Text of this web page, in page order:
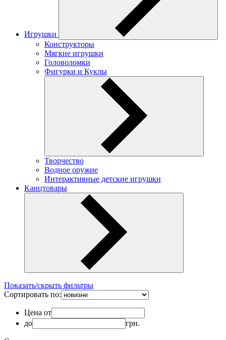
Игрушки
Конструкторы
Мягкие игрушки
Головоломки
Фигурки и Куклы
Творчество
Водное оружие
Интерактивные детские игрушки
Канцтовары
Показать/скрыть фильтры
Сортировать по:
Цена от
до
грн.